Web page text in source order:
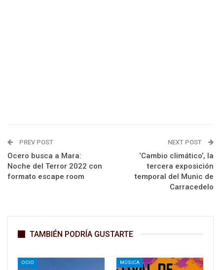
PREV POST
Ocero busca a Mara:
Noche del Terror 2022 con
formato escape room
NEXT POST
‘Cambio climático’, la
tercera exposición
temporal del Munic de
Carracedelo
TAMBIÉN PODRÍA GUSTARTE
OCIO MÚSICA